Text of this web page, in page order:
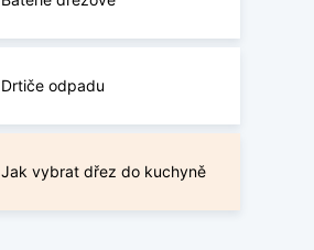
Drtiče odpadu
Jak vybrat dřez do kuchyně